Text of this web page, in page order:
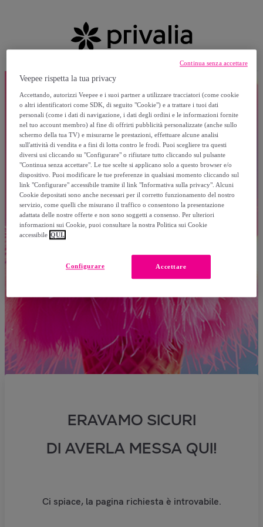
ERAVAMO SICURI
DI AVERLA MESSA QUI!
Ci spiace, la pagina richiesta è introvabile.
Veepee rispetta la tua privacy
Accettando, autorizzi Veepee e i suoi partner a utilizzare tracciatori (come cookie
o altri identificatori come SDK, di seguito "Cookie") e a trattare i tuoi dati
personali (come i dati di navigazione, i dati degli ordini e le informazioni fornite
nel tuo account membro) al fine di offrirti pubblicità personalizzate (anche sullo
schermo della tua TV) e misurarne le prestazioni, effettuare alcune analisi
sull'attività di vendita e a fini di lotta contro le frodi. Puoi scegliere tra questi
diversi usi cliccando su "Configurare" o rifiutare tutto cliccando sul pulsante
"Continua senza accettare". Le tue scelte si applicano solo a questo browser e/o
dispositivo. Puoi modificare le tue preferenze in qualsiasi momento cliccando sul
link "Configurare" accessibile tramite il link "Informativa sulla privacy". Alcuni
Cookie depositati sono anche necessari per il corretto funzionamento del nostro
servizio, come quelli che misurano il traffico o consentono la presentazione
adattata delle nostre offerte e non sono soggetti a consenso. Per ulteriori
informazioni sui Cookie, puoi consultare la nostra Politica sui Cookie
accessibile QUI.
Accettare
Configurare
Continua senza accettare